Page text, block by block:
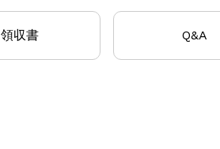
領収書 Q&A